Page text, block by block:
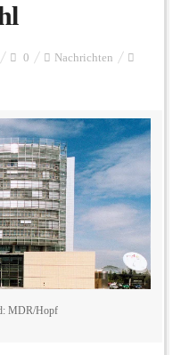
0 Nachrichten
MDR/Hopf